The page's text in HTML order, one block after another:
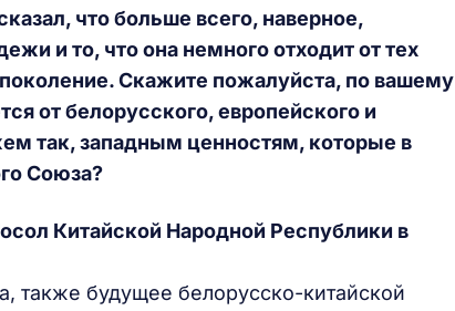
что больше всего, наверное,
и то, что она немного отходит от тех
Скажите пожалуйста, по вашему
от белорусского, европейского и
так, западным ценностям, которые в
Союза?
Китайской Народной Республики в
также будущее белорусско-китайской